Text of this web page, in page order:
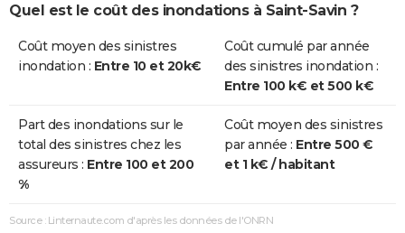
Boue
Inondations
et/ou
24/01/2009 27/01/2009 4 j Non
Inondations
et/ou
Coulées de
Boue
25/12/1999 29/12/1999 5 j Non
Quel est le coût des inondations à Saint-Savin ?
Coût moyen des sinistres
inondation : Entre 10 et 20k€
Coût cumulé par année
des sinistres inondation :
Entre 100 k€ et 500 k€
Part des inondations sur le
total des sinistres chez les
assureurs : Entre 100 et 200
%
Coût moyen des sinistres
par année : Entre 500 €
et 1 k€ / habitant
Source : Linternaute.com d'après les données de l'ONRN